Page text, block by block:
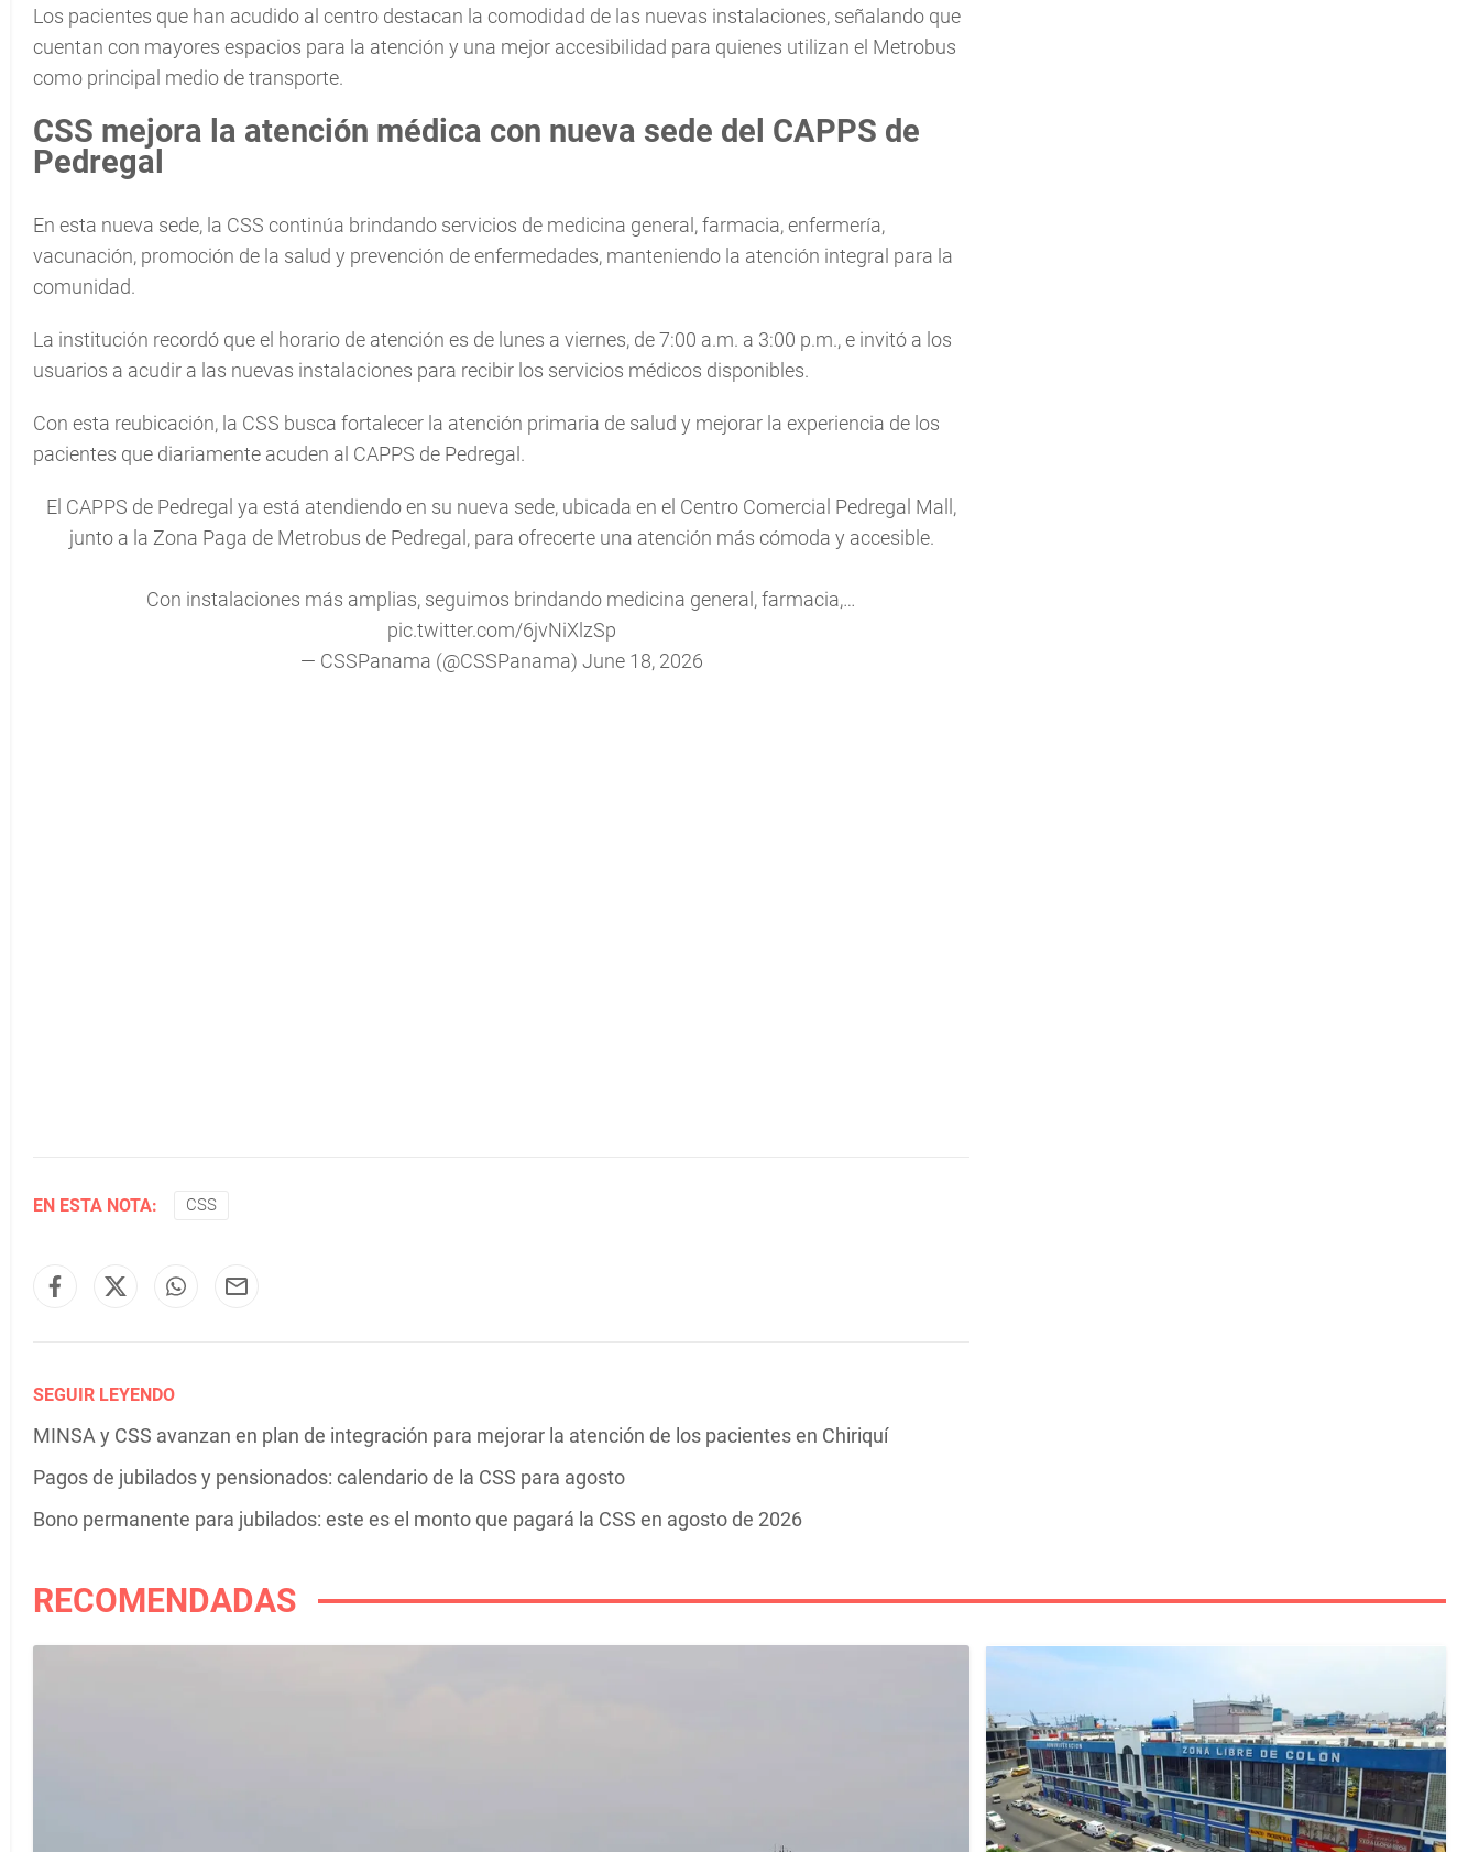
Los pacientes que han acudido al centro destacan la comodidad de las nuevas instalaciones, señalando que
cuentan con mayores espacios para la atención y una mejor accesibilidad para quienes utilizan el Metrobus
como principal medio de transporte.
CSS mejora la atención médica con nueva sede del CAPPS de
Pedregal
En esta nueva sede, la CSS continúa brindando servicios de medicina general, farmacia, enfermería,
vacunación, promoción de la salud y prevención de enfermedades, manteniendo la atención integral para la
comunidad.
La institución recordó que el horario de atención es de lunes a viernes, de 7:00 a.m. a 3:00 p.m., e invitó a los
usuarios a acudir a las nuevas instalaciones para recibir los servicios médicos disponibles.
Con esta reubicación, la CSS busca fortalecer la atención primaria de salud y mejorar la experiencia de los
pacientes que diariamente acuden al CAPPS de Pedregal.
El CAPPS de Pedregal ya está atendiendo en su nueva sede, ubicada en el Centro Comercial Pedregal Mall,
junto a la Zona Paga de Metrobus de Pedregal, para ofrecerte una atención más cómoda y accesible.
Con instalaciones más amplias, seguimos brindando medicina general, farmacia,…
pic.twitter.com/6jvNiXlzSp
— CSSPanama (@CSSPanama) June 18, 2026
EN ESTA NOTA: CSS
SEGUIR LEYENDO
MINSA y CSS avanzan en plan de integración para mejorar la atención de los pacientes en Chiriquí
Pagos de jubilados y pensionados: calendario de la CSS para agosto
Bono permanente para jubilados: este es el monto que pagará la CSS en agosto de 2026
RECOMENDADAS